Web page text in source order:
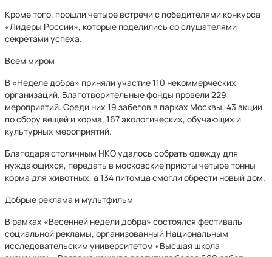
Кроме того, прошли четыре встречи с победителями конкурса
«Лидеры России», которые поделились со слушателями
секретами успеха.
Всем миром
В «Неделе добра» приняли участие 110 некоммерческих
организаций. Благотворительные фонды провели 229
мероприятий. Среди них 19 забегов в парках Москвы, 43 акции
по сбору вещей и корма, 167 экологических, обучающих и
культурных мероприятий.
Благодаря столичным НКО удалось собрать одежду для
нуждающихся, передать в московские приюты четыре тонны
корма для животных, а 134 питомца смогли обрести новый дом.
Добрые реклама и мультфильм
В рамках «Весенней недели добра» состоялся фестиваль
социальной рекламы, организованный Национальным
исследовательским университетом «Высшая школа